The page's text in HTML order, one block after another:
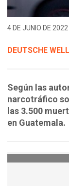
4 DE JUNIO DE
DEUTSCHE
Según las
narcotráfico
las 3.500
en Guatemala.